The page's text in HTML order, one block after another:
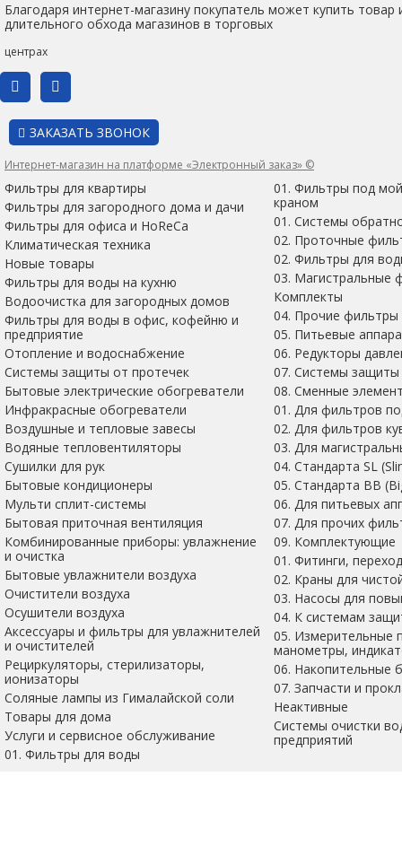
Благодаря интернет-магазину покупатель может купить товар
длительного обхода магазинов в торговых
центрах
ЗАКАЗАТЬ ЗВОНОК
Интернет-магазин на платформе «Электронный заказ» ©
Фильтры для квартиры
Фильтры для загородного дома и дачи
Фильтры для офиса и HoReCa
Климатическая техника
Новые товары
Фильтры для воды на кухню
Водоочистка для загородных домов
Фильтры для воды в офис, кофейню и
предприятие
Отопление и водоснабжение
Системы защиты от протечек
Бытовые электрические обогреватели
Инфракрасные обогреватели
Воздушные и тепловые завесы
Водяные тепловентиляторы
Сушилки для рук
Бытовые кондиционеры
Мульти сплит-системы
Бытовая приточная вентиляция
Комбинированные приборы: увлажнение
и очистка
Бытовые увлажнители воздуха
Очистители воздуха
Осушители воздуха
Аксессуары и фильтры для увлажнителей
и очистителей
Рециркуляторы, стерилизаторы,
ионизаторы
Соляные лампы из Гималайской соли
Товары для дома
Услуги и сервисное обслуживание
01. Фильтры для воды
01. Фильтры под
краном
01. Системы
02. Проточные
02. Фильтры для
03. Магистральные
Комплекты
04. Прочие фильтры
05. Питьевые
06. Редукторы
07. Системы защиты
08. Сменные
01. Для фильтров
02. Для фильтров
03. Для
04. Стандарта SL
05. Стандарта BB
06. Для питьевых
07. Для прочих
09. Комплектующие
01. Фитинги,
02. Краны для
03. Насосы для
04. К системам
05. Измерительные
манометры,
06. Накопительные
07. Запчасти и
Неактивные
Системы очистки
предприятий